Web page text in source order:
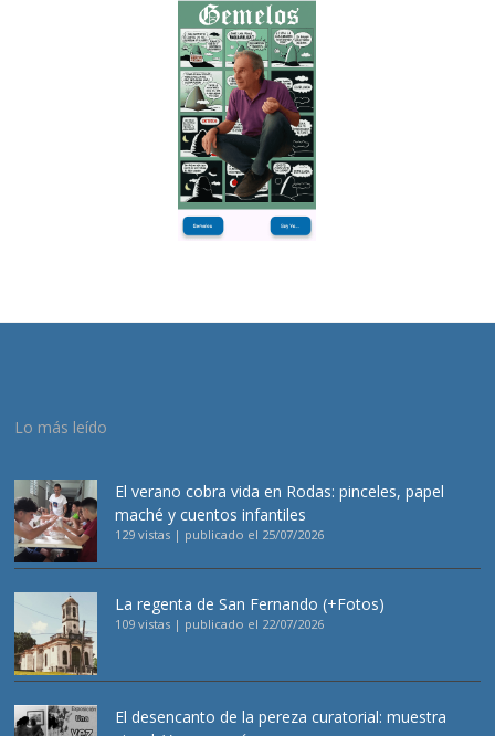
Lo más leído
El verano cobra vida en Rodas: pinceles, papel
maché y cuentos infantiles
129 vistas | publicado el 25/07/2026
La regenta de San Fernando (+Fotos)
109 vistas | publicado el 22/07/2026
El desencanto de la pereza curatorial: muestra